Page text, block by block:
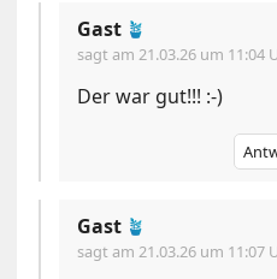
Gast 🪴
sagt am21.03.26 um 11:04
Der war gut!!! :-)
Gast 🪴
sagt am21.03.26 um 11:07